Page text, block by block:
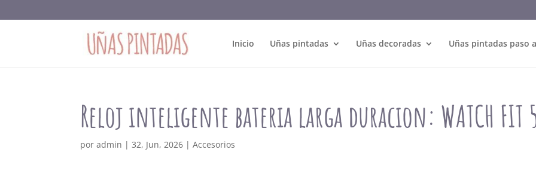
Inicio Uñas pintadas Uñas decoradas Uñas pintadas paso
Reloj inteligente bateria larga duracion: WATCH FIT
poradmin |32, Jun, 2026 |Accesorios